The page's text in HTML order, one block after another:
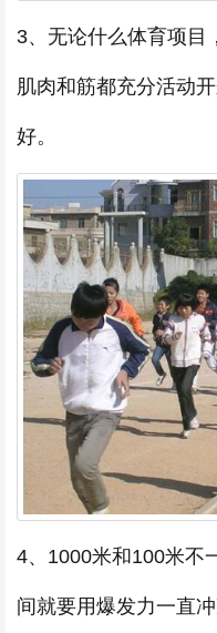
3、无论什么体育项目
肌肉和筋都充分活动
好。
4、1000米和100米不
间就要用爆发力一直